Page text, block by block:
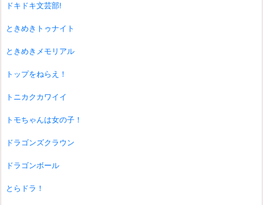
ドキドキ文芸部!
ときめきトゥナイト
ときめきメモリアル
トップをねらえ！
トニカクカワイイ
トモちゃんは女の子！
ドラゴンズクラウン
ドラゴンボール
とらドラ！